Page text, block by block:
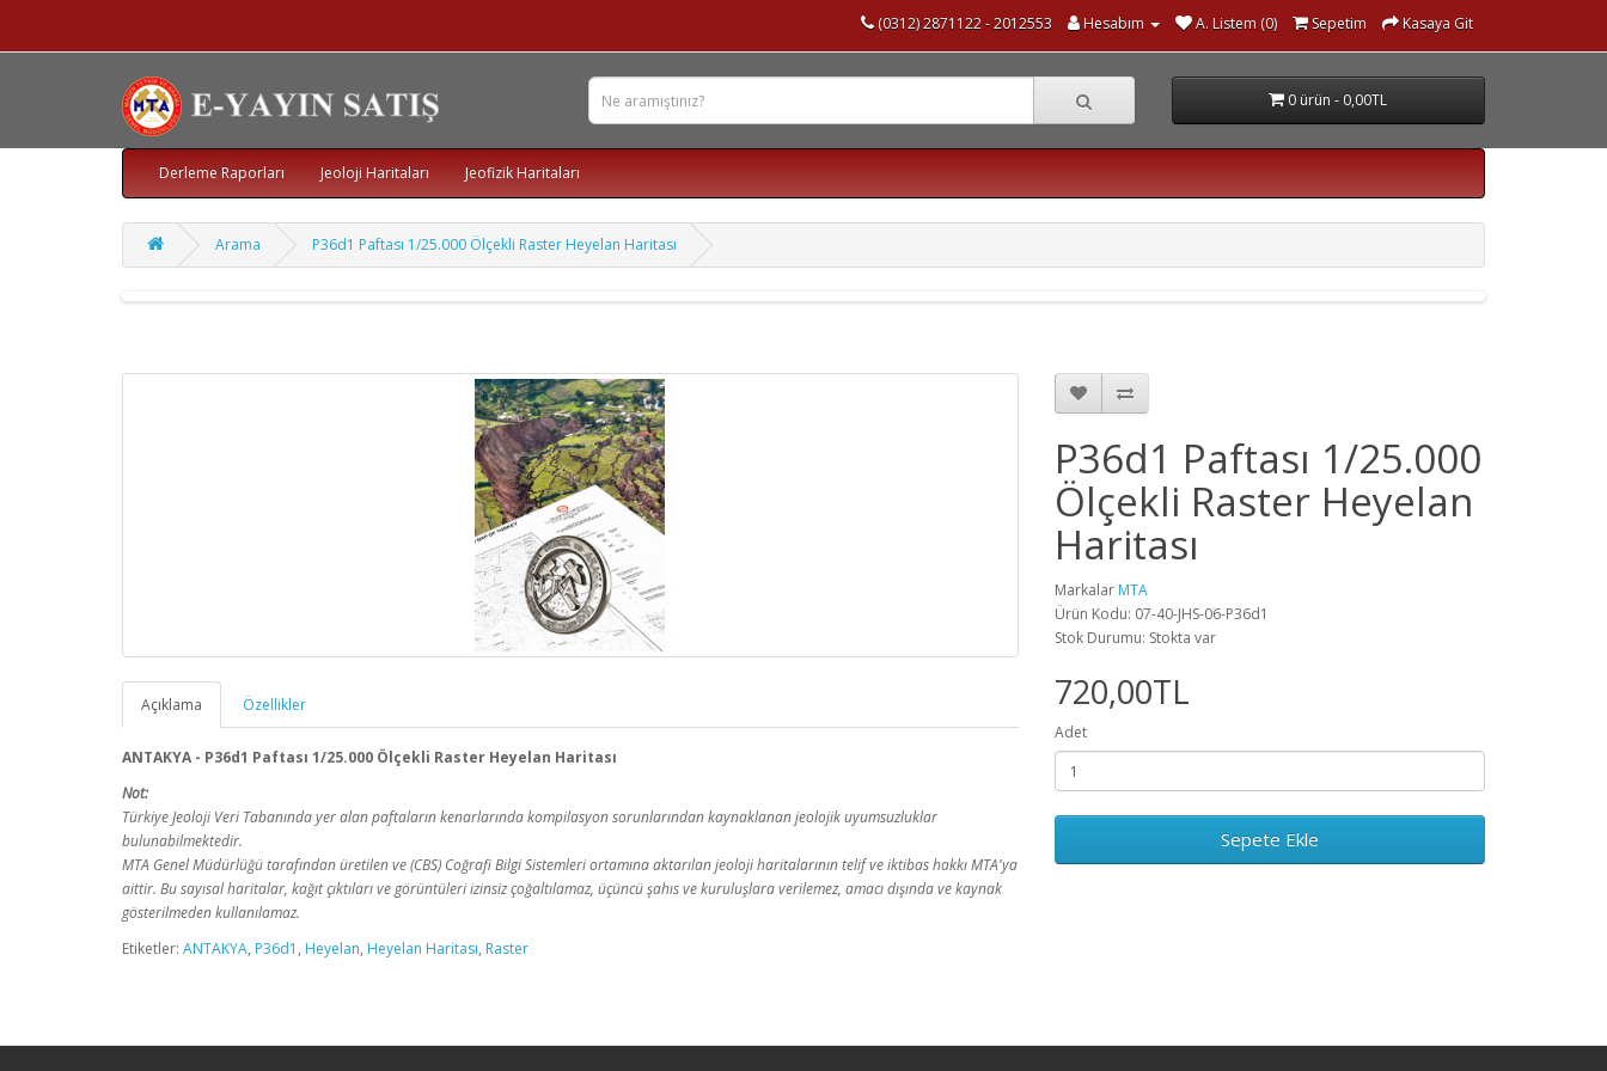
(0312) 2871122 - 2012553 Hesabım A. Listem (0) Sepetim Kasaya Git
0 ürün - 0,00TL
Derleme Raporları Jeoloji Haritaları Jeofizik Haritaları
Arama P36d1 Paftası 1/25.000 Ölçekli Raster Heyelan Haritası
Açıklama Özellikler
ANTAKYA - P36d1 Paftası 1/25.000 Ölçekli Raster Heyelan Haritası
Not:
Türkiye Jeoloji Veri Tabanında yer alan paftaların kenarlarında kompilasyon sorunlarından kaynaklanan jeolojik uyumsuzluklar
bulunabilmektedir.
MTA Genel Müdürlüğü tarafından üretilen ve (CBS) Coğrafi Bilgi Sistemleri ortamına aktarılan jeoloji haritalarının telif ve iktibas hakkı MTA'ya
aittir. Bu sayısal haritalar, kağıt çıktıları ve görüntüleri izinsiz çoğaltılamaz, üçüncü şahıs ve kuruluşlara verilemez, amacı dışında ve kaynak
gösterilmeden kullanılamaz.
P36d1 Paftası 1/25.000
Ölçekli Raster Heyelan
Haritası
Markalar MTA
Ürün Kodu: 07-40-JHS-06-P36d1
Stok Durumu: Stokta var
720,00TL
Adet
Sepete Ekle
Etiketler: ANTAKYA, P36d1 , Heyelan, Heyelan Haritası, Raster